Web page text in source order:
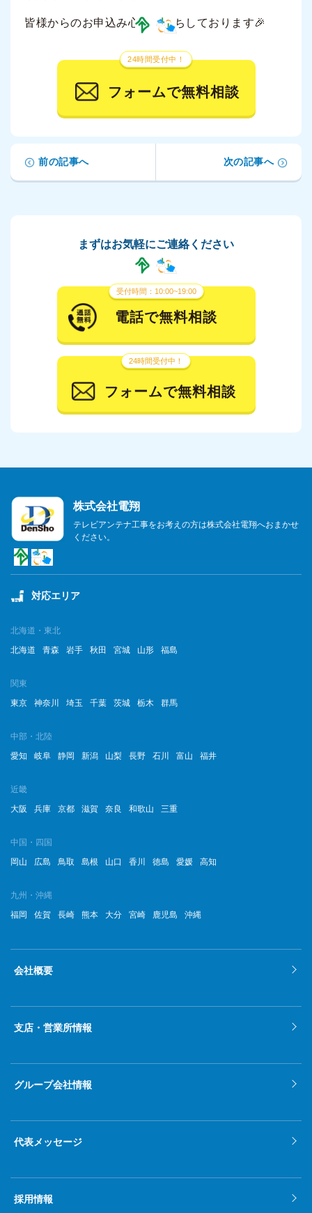
皆様からのお申込み心より待ちしております🎉
24時間受付中！
フォームで無料相談
前の記事へ 次の記事へ
まずはお気軽にご連絡ください
受付時間：10:00~19:00
電話で無料相談
24時間受付中！
フォームで無料相談
株式会社電翔
テレビアンテナ工事をお考えの方は株式会社電翔へおまかせ
ください。
対応エリア
北海道・東北
北海道
青森 岩手 秋田 宮城 山形 福島
関東
東京
神奈川 埼玉 千葉 茨城 栃木 群馬
中部・北陸
愛知
岐阜 静岡 新潟 山梨 長野 石川 富山 福井
近畿
大阪
兵庫 京都 滋賀 奈良 和歌山 三重
中国・四国
岡山
広島 鳥取 島根 山口 香川 徳島 愛媛 高知
九州・沖縄
福岡
佐賀 長崎 熊本 大分 宮崎 鹿児島 沖縄
会社概要
支店・営業所情報
グループ会社情報
代表メッセージ
採用情報